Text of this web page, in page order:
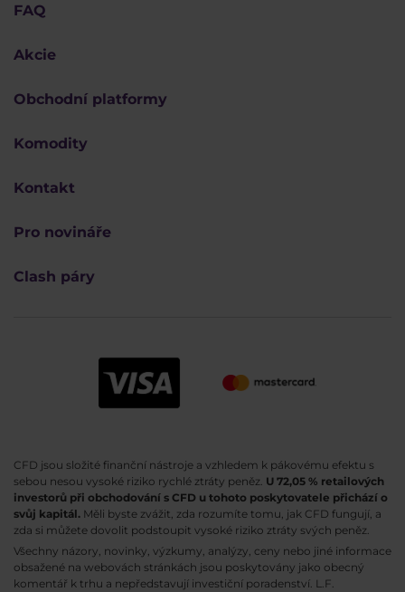
FAQ
Akcie
Obchodní platformy
Komodity
Kontakt
Pro novináře
Clash páry
CFD jsou složité finanční nástroje a vzhledem k pákovému efektu s
sebou nesou vysoké riziko rychlé ztráty peněz. U 72,05 % retailových
investorů při obchodování s CFD u tohoto poskytovatele přichází o
svůj kapitál. Měli byste zvážit, zda rozumíte tomu, jak CFD fungují, a
zda si můžete dovolit podstoupit vysoké riziko ztráty svých peněz.
Všechny názory, novinky, výzkumy, analýzy, ceny nebo jiné informace
obsažené na webovách stránkách jsou poskytovány jako obecný
komentář k trhu a nepředstavují investiční poradenství. L.F.